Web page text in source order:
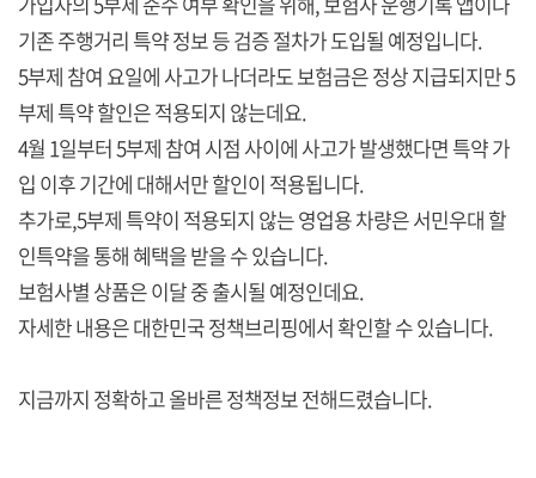
기존 주행거리 특약 정보 등 검증 절차가 도입될 예정입니다.
5부제 참여 요일에 사고가 나더라도 보험금은 정상 지급되지만 5
부제 특약 할인은 적용되지 않는데요.
4월 1일부터 5부제 참여 시점 사이에 사고가 발생했다면 특약 가
입 이후 기간에 대해서만 할인이 적용됩니다.
추가로,5부제 특약이 적용되지 않는 영업용 차량은 서민우대 할
인특약을 통해 혜택을 받을 수 있습니다.
보험사별 상품은 이달 중 출시될 예정인데요.
자세한 내용은 대한민국 정책브리핑에서 확인할 수 있습니다.
지금까지 정확하고 올바른 정책정보 전해드렸습니다.